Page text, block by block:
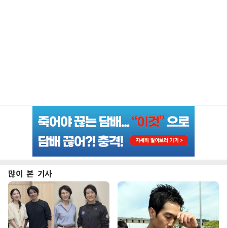
많이 본 기사